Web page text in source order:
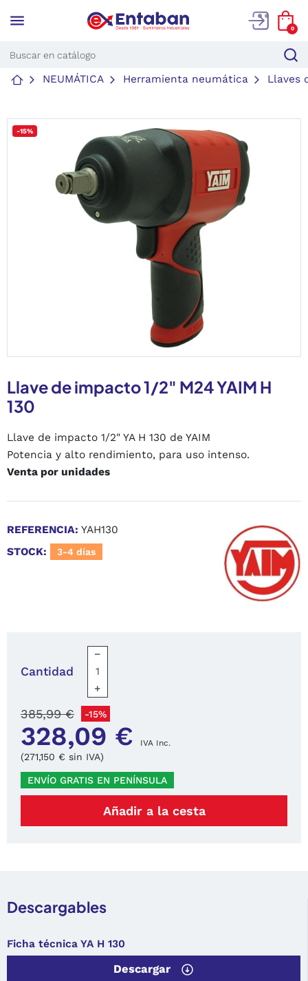
menu 0
NEUMÁTICA Herramienta neumática Llaves
-15%
Llave de impacto 1/2" M24 YAIM H
130
Llave de impacto 1/2" YA H 130 de YAIM
Potencia y alto rendimiento, para uso intenso.
Venta por unidades
REFERENCIA: YAH130
STOCK:
3-4 días
Cantidad
−
+
328,09 € IVA Inc.
385,99 € -15%
(271,150 € sin IVA)
ENVÍO GRATIS EN PENÍNSULA
Añadir a la cesta
Descargables
Ficha técnica YA H 130
Descargar